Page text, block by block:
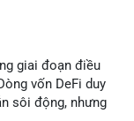
giai đoạn điều
vốn DeFi duy
sôi động, nhưng